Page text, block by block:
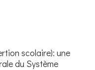
scolaire): une
du Système